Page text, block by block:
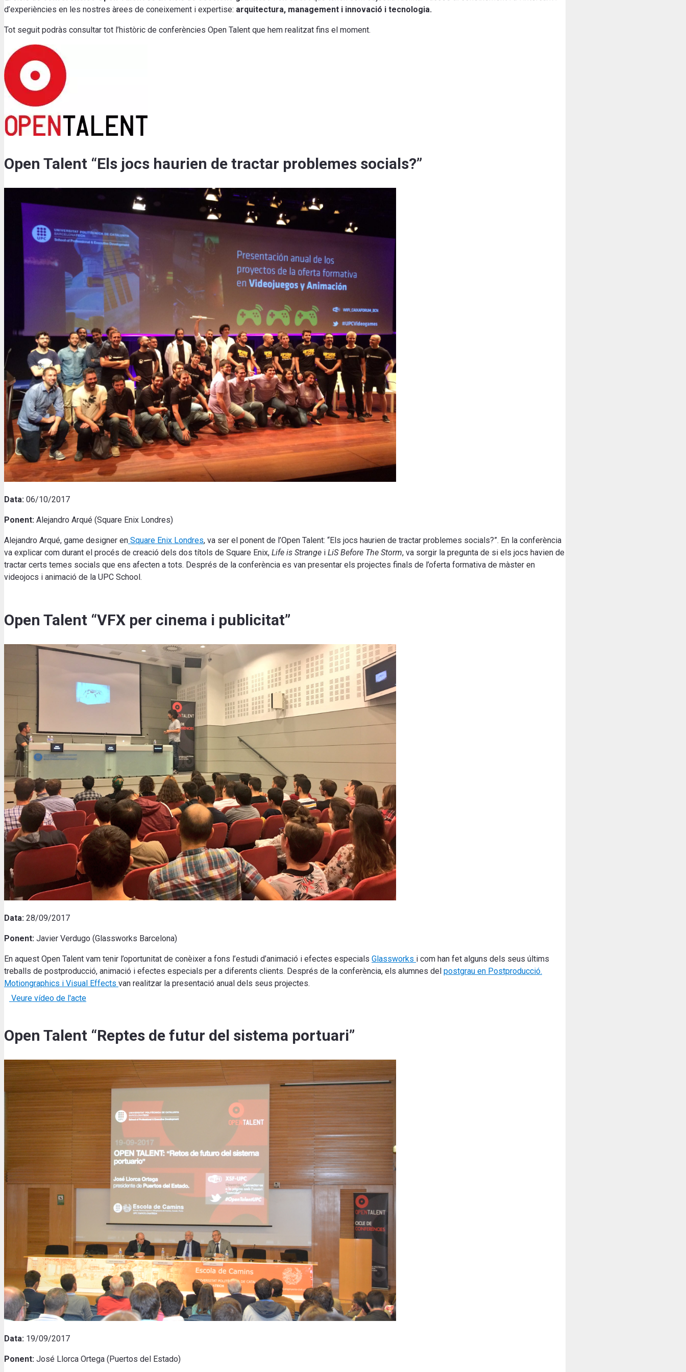
d’experiències en les nostres àrees de coneixement i expertise: arquitectura, management i innovació i tecnologia.
Tot seguit podràs consultar tot l’històric de conferències Open Talent que hem realitzat fins el moment.
Open Talent “Els jocs haurien de tractar problemes socials?”
Data: 06/10/2017
Ponent: Alejandro Arqué (Square Enix Londres)
Alejandro Arqué, game designer en Square Enix Londres, va ser el ponent de l’Open Talent: “Els jocs haurien de tractar problemes socials?”. En la conferència
va explicar com durant el procés de creació dels dos títols de Square Enix, Life is Strange i LiS Before The Storm, va sorgir la pregunta de si els jocs havien de
tractar certs temes socials que ens afecten a tots. Després de la conferència es van presentar els projectes finals de l’oferta formativa de màster en
videojocs i animació de la UPC School.
Open Talent “VFX per cinema i publicitat”
Data: 28/09/2017
Ponent: Javier Verdugo (Glassworks Barcelona)
En aquest Open Talent vam tenir l’oportunitat de conèixer a fons l’estudi d’animació i efectes especials Glassworks i com han fet alguns dels seus últims
treballs de postproducció, animació i efectes especials per a diferents clients. Després de la conferència, els alumnes del postgrau en Postproducció.
Motiongraphics i Visual Effects van realitzar la presentació anual dels seus projectes.
Veure vídeo de l'acte
Open Talent “Reptes de futur del sistema portuari”
Data: 19/09/2017
Ponent: José Llorca Ortega (Puertos del Estado)